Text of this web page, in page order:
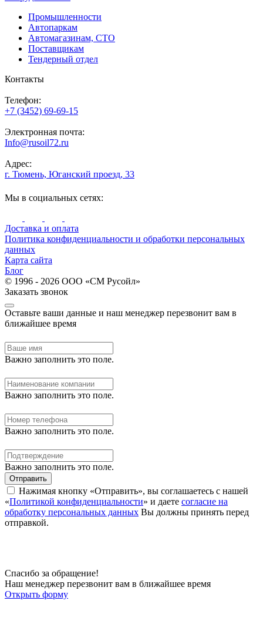
Промышленности
Автопаркам
Автомагазинам, СТО
Поставщикам
Тендерный отдел
Контакты
Телефон:
+7 (3452) 69-69-15
Электронная почта:
Info@rusoil72.ru
Адрес:
г. Тюмень, Юганский проезд, 33
Мы в социальных сетях:
Доставка и оплата
Политика конфиденциальности и обработки персональных
данных
Карта сайта
Блог
© 1996 - 2026 ООО «СМ Русойл»
Заказать звонок
Оставьте ваши данные и наш менеджер перезвонит вам в
ближайшее время
Важно заполнить это поле.
Важно заполнить это поле.
Важно заполнить это поле.
Важно заполнить это поле.
Отправить
Нажимая кнопку «Отправить», вы соглашаетесь с нашей
«Политикой конфиденциальности» и даете согласие на
обработку персональных данных Вы должны принять перед
отправкой.
Спасибо за обращение!
Наш менеджер перезвонит вам в ближайшее время
Открыть форму